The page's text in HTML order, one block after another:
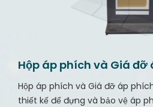
Hộp áp phích và Giá đỡ
Hộp áp phích và Giá đỡ áp
thiết kế để đựng và bảo vệ áp